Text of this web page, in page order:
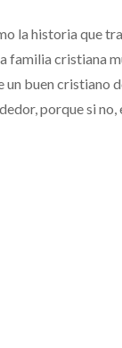
la historia que
familia cristiana
un buen cristiano
porque si